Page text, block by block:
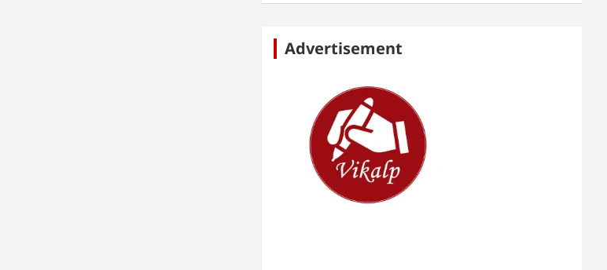
Advertisement